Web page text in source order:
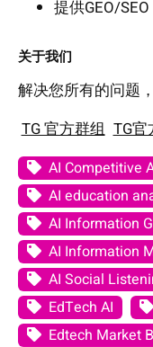
提供GEO/SEO
关于我们
解决您所有的问题
TG 官方群组 TG官
AI Competitive
AI education
AI Information
AI Information
AI Social
EdTech AI
Edtech Market